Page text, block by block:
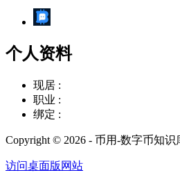
个人资料
现居 :
职业 :
绑定 :
Copyright © 2026 - 币用-数字币知
访问桌面版网站